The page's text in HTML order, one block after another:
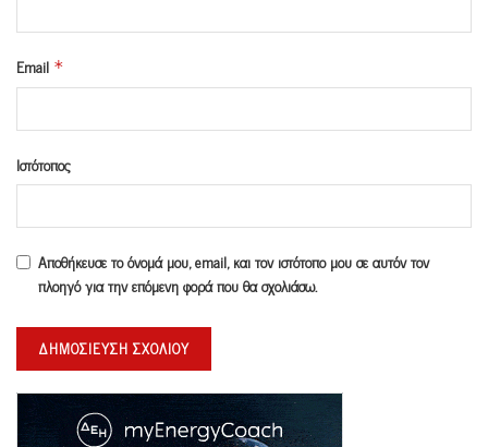
Email *
Ιστότοπος
Αποθήκευσε το όνομά μου, email, και τον ιστότοπο μου σε αυτόν τον
πλοηγό για την επόμενη φορά που θα σχολιάσω.